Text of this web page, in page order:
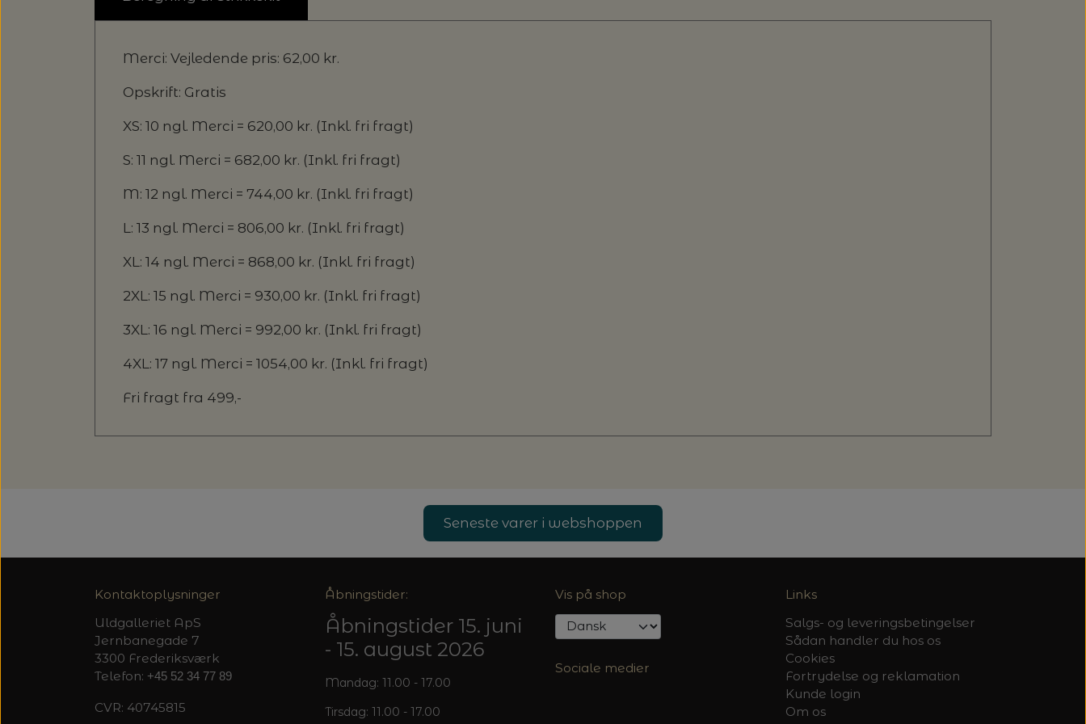
Merci: Vejledende pris: 62,00 kr.
Opskrift: Gratis
XS: 10 ngl. Merci = 620,00 kr. (Inkl. fri fragt)
S: 11 ngl. Merci = 682,00 kr. (Inkl. fri fragt)
M: 12 ngl. Merci = 744,00 kr. (Inkl. fri fragt)
L: 13 ngl. Merci = 806,00 kr. (Inkl. fri fragt)
XL: 14 ngl. Merci = 868,00 kr. (Inkl. fri fragt)
2XL: 15 ngl. Merci = 930,00 kr. (Inkl. fri fragt)
3XL: 16 ngl. Merci = 992,00 kr. (Inkl. fri fragt)
4XL: 17 ngl. Merci = 1054,00 kr. (Inkl. fri fragt)
Fri fragt fra 499,-
Seneste varer i webshoppen
Kontaktoplysninger
Uldgalleriet ApS
Jernbanegade 7
3300 Frederiksværk
Telefon: +45 52 34 77 89
CVR: 40745815
Åbningstider:
Åbningstider 15. juni
- 15. august 2026
Mandag: 11.00 - 17.00
Tirsdag: 11.00 - 17.00
Vis på shop
Sociale medier
Links
Salgs- og leveringsbetingelser
Sådan handler du hos os
Cookies
Fortrydelse og reklamation
Kunde login
Om os